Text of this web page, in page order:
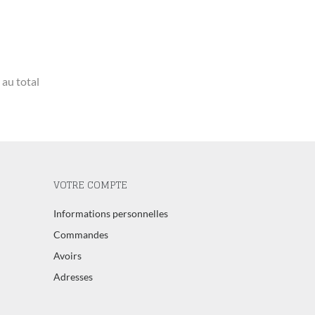
au total
VOTRE COMPTE
Informations personnelles
Commandes
Avoirs
Adresses